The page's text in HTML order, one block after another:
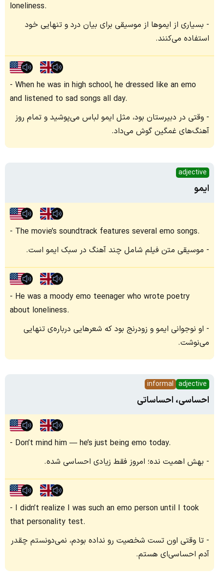
loneliness.
بسیاری از ایموها از موسیقی برای بیان درد و تنهایی خود
استفاده می‌کنند.
When he was in high school, he dressed like an emo
and listened to sad songs all day.
وقتی در دبیرستان بود، مثل ایمو لباس می‌پوشید و تمام روز
آهنگ‌های غمگین گوش می‌داد.
adjective
ایمو
The movie’s soundtrack features several emo songs.
موسیقی متن فیلم شامل چند آهنگ در سبک ایمو است.
He was a moody emo teenager who wrote poetry
about loneliness.
او نوجوانی ایمو و زودرنج بود که شعرهایی درباره‌ی تنهایی
می‌نوشت.
adjective
informal
احساسی، احساساتی
Don’t mind him — he’s just being emo today.
بهش اهمیت نده؛ امروز فقط زیادی احساسی شده.
I didn’t realize I was such an emo person until I took
that personality test.
تا وقتی اون تست شخصیت رو نداده بودم، نمی‌دونستم چقدر
آدم احساسی‌ای هستم.